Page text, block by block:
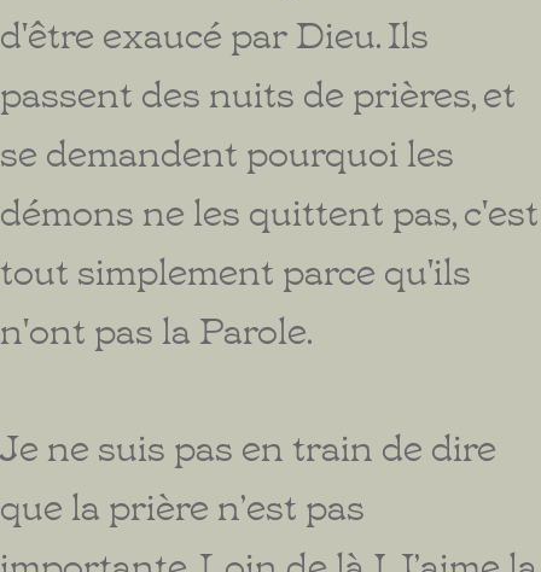
d'être exaucé par Dieu. Ils
passent des nuits de prières, et
se demandent pourquoi les
démons ne les quittent pas, c'est
tout simplement parce qu'ils
n'ont pas la Parole.
Je ne suis pas en train de dire
que la prière n’est pas